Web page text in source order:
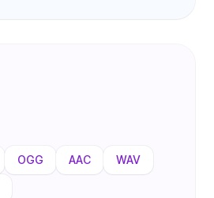
OGG AAC WAV